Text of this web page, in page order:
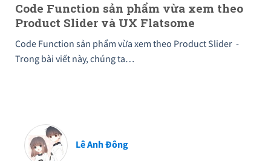
Code Function sản phẩm vừa xem theo
Product Slider và UX Flatsome
Code Function sản phẩm vừa xem theo Product Slider -
Trong bài viết này, chúng ta…
Lê Anh Đông